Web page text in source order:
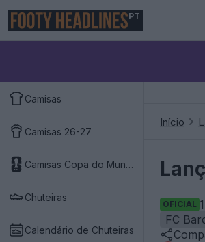
PT
Camisas
Camisas 26-27
Camisas Copa do Mundo 2026
Chuteiras
Calendário de Chuteiras
Início
OFICIAL
FC